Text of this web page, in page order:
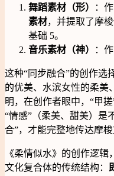
舞蹈素材（形） ：
素材，并提取了摩
基础 5。
音乐素材（神）
：
这种“同步融合”的创作选
的优美、水滨女性的柔美
明，在创作者眼中，“甲
“情感”（柔美、甜美）是
合”，才能完整地传达摩梭
《柔情似水》的创作逻
文化复合体的传统结构：